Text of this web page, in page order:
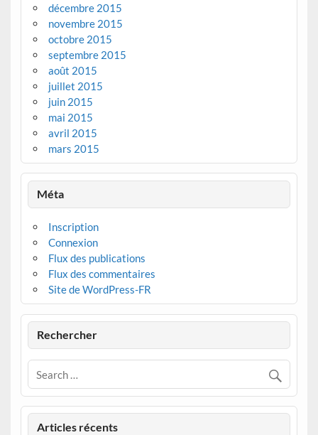
décembre 2015
novembre 2015
octobre 2015
septembre 2015
août 2015
juillet 2015
juin 2015
mai 2015
avril 2015
mars 2015
Méta
Inscription
Connexion
Flux des publications
Flux des commentaires
Site de WordPress-FR
Rechercher
Articles récents